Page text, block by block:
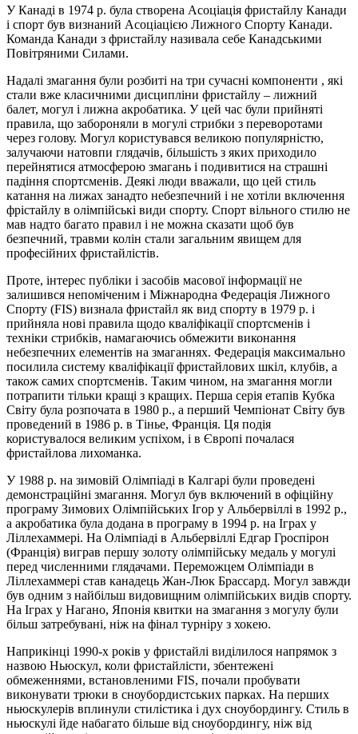
У Канаді в 1974 р. була створена Асоціація фристайлу Канади
і спорт був визнаний Асоціацією Лижного Спорту Канади.
Команда Канади з фристайлу називала себе Канадськими
Повітряними Силами.
Надалі змагання були розбиті на три сучасні компоненти , які
стали вже класичними дисципліни фристайлу – лижний
балет, могул і лижна акробатика. У цей час були прийняті
правила, що забороняли в могулі стрибки з переворотами
через голову. Могул користувався великою популярністю,
залучаючи натовпи глядачів, більшість з яких приходило
перейнятися атмосферою змагань і подивитися на страшні
падіння спортсменів. Деякі люди вважали, що цей стиль
катання на лижах занадто небезпечний і не хотіли включення
фрістайлу в олімпійські види спорту. Спорт вільного стилю не
мав надто багато правил і не можна сказати щоб був
безпечний, травми колін стали загальним явищем для
професійних фристайлістів.
Проте, інтерес публіки і засобів масової інформації не
залишився непоміченим і Міжнародна Федерація Лижного
Спорту (FIS) визнала фристайл як вид спорту в 1979 р. і
прийняла нові правила щодо кваліфікації спортсменів і
техніки стрибків, намагаючись обмежити виконання
небезпечних елементів на змаганнях. Федерація максимально
посилила систему кваліфікації фристайлових шкіл, клубів, а
також самих спортсменів. Таким чином, на змагання могли
потрапити тільки кращі з кращих. Перша серія етапів Кубка
Світу була розпочата в 1980 р., а перший Чемпіонат Світу був
проведений в 1986 р. в Тінье, Франція. Ця подія
користувалося великим успіхом, і в Європі почалася
фристайлова лихоманка.
У 1988 р. на зимовій Олімпіаді в Калгарі були проведені
демонстраційні змагання. Могул був включений в офіційну
програму Зимових Олімпійських Ігор у Альбервіллі в 1992 р.,
а акробатика була додана в програму в 1994 р. на Іграх у
Ліллехаммері. На Олімпіаді в Альбервіллі Едгар Гроспірон
(Франція) виграв першу золоту олімпійську медаль у могулі
перед численними глядачами. Переможцем Олімпіади в
Ліллехаммері став канадець Жан-Люк Брассард. Могул завжди
був одним з найбільш видовищним олімпійських видів спорту.
На Іграх у Нагано, Японія квитки на змагання з могулу були
більш затребувані, ніж на фінал турніру з хокею.
Наприкінці 1990-х років у фристайлі виділилося напрямок з
назвою Ньюскул, коли фристайлісти, збентежені
обмеженнями, встановленими FIS, почали пробувати
виконувати трюки в сноубордистських парках. На перших
ньюскулерів вплинули стилістика і дух сноубордингу. Стиль в
ньюскулі йде набагато більше від сноубордингу, ніж від